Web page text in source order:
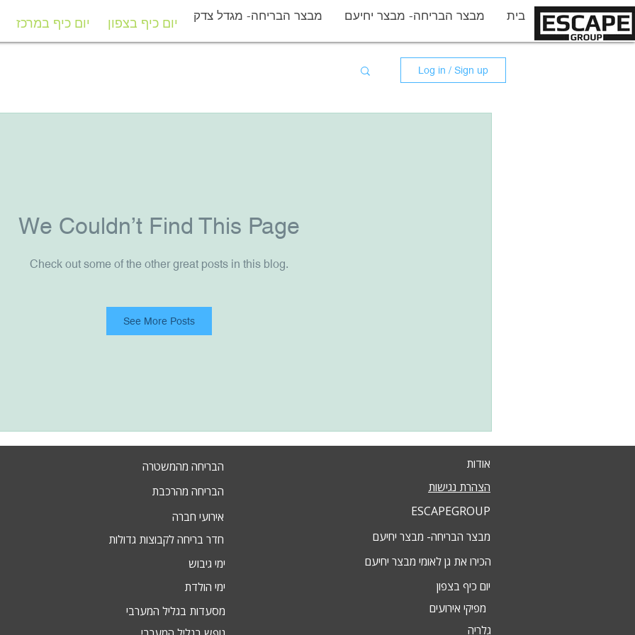
מבצר הבריחה- מגדל צדק מבצר הבריחה- מבצר יחיעם בית More
יום כיף בצפון יום כיף במרכז
Log in / Sign up
We Couldn’t Find This Page
Check out some of the other great posts in this blog.
See More Posts
הבריחה מהמשטרה
הבריחה מהרכבת
אירועי חברה
חדר בריחה לקבוצות גדולות
ימי גיבוש
ימי הולדת
מסעדות בגליל המערבי
אודות
הצהרת נגישות
ESCAPEGROUP
מבצר הבריחה- מבצר יחיעם
הכירו את גן לאומי מבצר יחיעם
יום כיף בצפון
מפיקי אירועים
גלריה